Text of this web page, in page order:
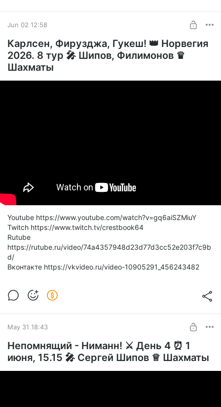
Jun 02 12:58
Карлсен, Фирузджа, Гукеш! 👑 Норвегия
2026. 8 тур 🎤 Шипов, Филимонов ♛
Шахматы
Youtube https://www.youtube.com/watch?v=gq6aiSZMiuY
Twitch https://www.twitch.tv/crestbook64
Rutube
https://rutube.ru/video/74a4357948d23d77d3cc52e203f7c9b
d/
Вконтакте https://vkvideo.ru/video-10905291_456243482
May 31 18:43
Непомнящий - Ниманн! ⚔️ День 4 ⏰ 1
июня, 15.15 🎤 Сергей Шипов ♕ Шахматы